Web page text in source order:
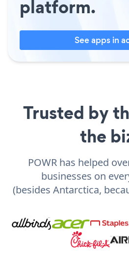
platform.
See apps in
Trusted by
the
POWR has helped
businesses on
(besides Antarctica,